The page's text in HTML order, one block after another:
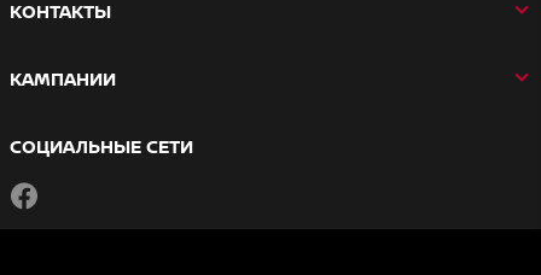
КОНТАКТЫ
КАМПАНИИ
СОЦИАЛЬНЫЕ СЕТИ